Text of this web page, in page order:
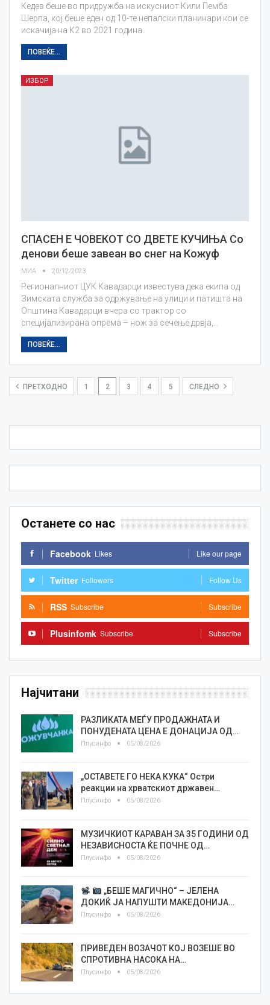
Кедев беше во придружба на искусниот Кили Пемба
Шерпа, кој беше еден од 10-те непалски планинари кои се
искачија на К2 во 2021 година.
ПОВЕЌЕ...
ИЗБОР
СПАСЕН Е ЧОВЕКОТ СО ДВЕТЕ КУЧИЊА Со
денови беше завеан во снег на Кожуф
МИА 20/12/2023
Регионалниот ЦУК Кавадарци известува дека екипа од
Зимската служба за одржување на улици и патишта на
Општина Кавадарци вчера со трактор со
специјализирана опрема – нож за сечење дрвја,…
ПОВЕЌЕ...
ПРЕТХОДНО 1 2 3 4 5 СЛЕДНО
Останете со нас
Facebook Likes Like our page
Twitter Followers Follow Us
RSS Subscribe Subscribe
Plusinfomk Subscribe Subscribe
Најчитани
РАЗЛИКАТА МЕЃУ ПРОДАЖНАТА И
ПОНУДЕНАТА ЦЕНА Е ДОНАЦИЈА ОД…
Плусинфо 05/08/2026
„ОСТАВЕТЕ ГО НЕКА КУКА“ Остри
реакции на хрватскиот државен…
Плусинфо 05/08/2026
МУЗИЧКИОТ КАРАВАН ЗА 35 ГОДИНИ ОД
НЕЗАВИСНОСТА ЌЕ ПОЧНЕ ОД…
Плусинфо 05/08/2026
„БЕШЕ МАГИЧНО“ – ЈЕЛЕНА
ДОКИЌ ЈА НАПУШТИ МАКЕДОНИЈА…
Плусинфо 05/08/2026
ПРИВЕДЕН ВОЗАЧОТ КОЈ ВОЗЕШЕ ВО
СПРОТИВНА НАСОКА НА…
Плусинфо 05/08/2026